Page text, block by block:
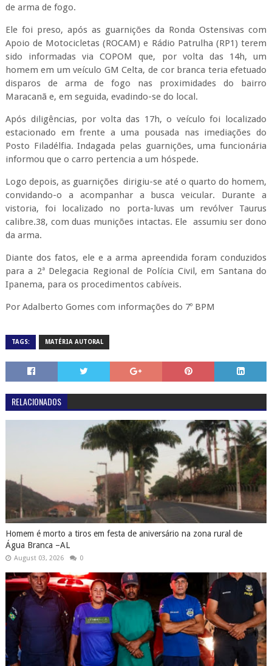
de arma de fogo.
Ele foi preso, após as guarnições da Ronda Ostensivas com
Apoio de Motocicletas (ROCAM) e Rádio Patrulha (RP1) terem
sido informadas via COPOM que, por volta das 14h, um
homem em um veículo GM Celta, de cor branca teria efetuado
disparos de arma de fogo nas proximidades do bairro
Maracanã e, em seguida, evadindo-se do local.
Após diligências, por volta das 17h, o veículo foi localizado
estacionado em frente a uma pousada nas imediações do
Posto Filadélfia. Indagada pelas guarnições, uma funcionária
informou que o carro pertencia a um hóspede.
Logo depois, as guarnições dirigiu-se até o quarto do homem,
convidando-o a acompanhar a busca veicular. Durante a
vistoria, foi localizado no porta-luvas um revólver Taurus
calibre.38, com duas munições intactas. Ele assumiu ser dono
da arma.
Diante dos fatos, ele e a arma apreendida foram conduzidos
para a 2ª Delegacia Regional de Polícia Civil, em Santana do
Ipanema, para os procedimentos cabíveis.
Por Adalberto Gomes com informações do 7º BPM
TAGS: MATÉRIA AUTORAL
RELACIONADOS
Homem é morto a tiros em festa de aniversário na zona rural de
Água Branca –AL
August 03, 2026 0